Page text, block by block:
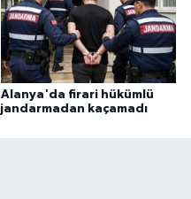
Alanya'da firari hükümlü
jandarmadan kaçamadı